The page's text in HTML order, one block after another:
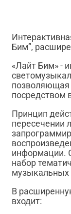
Бим”,
«Лайт Бим» -
позволяющая
посредством
Принцип
пересечении
информации.
набор
музыкальных
В
входит: